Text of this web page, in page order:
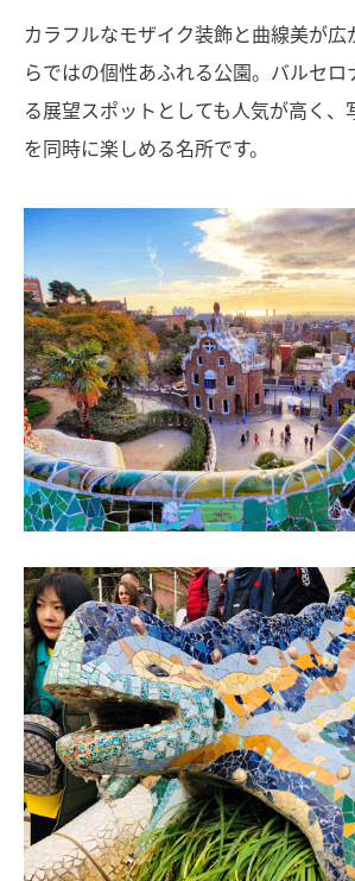
カラフルなモザイク装飾と曲線美が広
らではの個性あふれる公園。バルセロ
る展望スポットとしても人気が高く、
を同時に楽しめる名所です。